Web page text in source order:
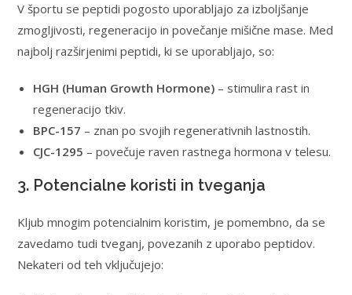
V športu se peptidi pogosto uporabljajo za izboljšanje
zmogljivosti, regeneracijo in povečanje mišične mase. Med
najbolj razširjenimi peptidi, ki se uporabljajo, so:
HGH (Human Growth Hormone) – stimulira rast in
regeneracijo tkiv.
BPC-157 – znan po svojih regenerativnih lastnostih.
CJC-1295 – povečuje raven rastnega hormona v telesu.
3. Potencialne koristi in tveganja
Kljub mnogim potencialnim koristim, je pomembno, da se
zavedamo tudi tveganj, povezanih z uporabo peptidov.
Nekateri od teh vključujejo: